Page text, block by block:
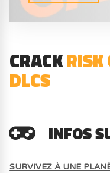
CRACKRISK
DLCS
INFOS
SURVIVEZ À UNE